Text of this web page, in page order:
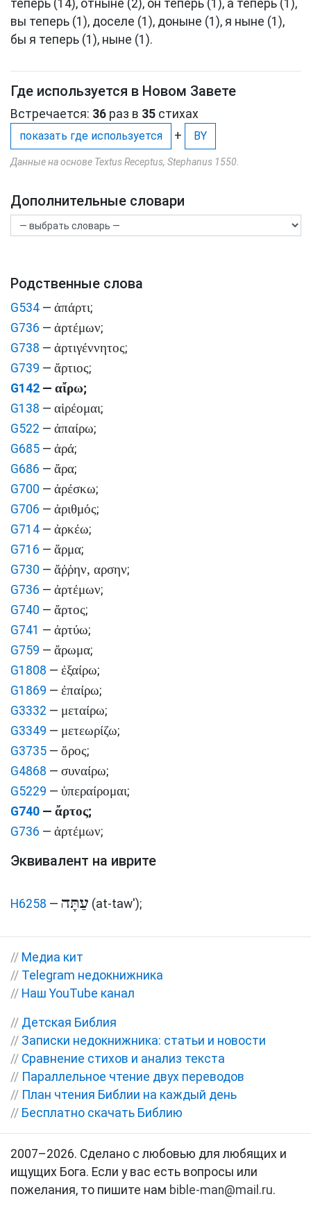
теперь (14), отныне (2), он теперь (1), а теперь (1),
вы теперь (1), доселе (1), доныне (1), я ныне (1),
бы я теперь (1), ныне (1).
Где используется в Новом Завете
Встречается: 36 раз в 35 стихах
показать где используется + BY
Данные на основе Textus Receptus, Stephanus 1550.
Дополнительные словари
Родственные слова
G534 — ἀπάρτι;
G736 — ἀρτέμων;
G738 — ἀρτιγέννητος;
G739 — ἄρτιος;
G142 — αἴρω;
G138 — αἱρέομαι;
G522 — ἀπαίρω;
G685 — ἀρά;
G686 — ἄρα;
G700 — ἀρέσκω;
G706 — ἀριθμός;
G714 — ἀρκέω;
G716 — ἅρμα;
G730 — ἄῤῥην, αρσην;
G736 — ἀρτέμων;
G740 — ἄρτος;
G741 — ἀρτύω;
G759 — ἄρωμα;
G1808 — ἐξαίρω;
G1869 — ἐπαίρω;
G3332 — μεταίρω;
G3349 — μετεωρίζω;
G3735 — ὄρος;
G4868 — συναίρω;
G5229 — ὑπεραίρομαι;
G740 — ἄρτος;
G736 — ἀρτέμων;
Эквивалент на иврите
H6258 — עַתָּה (at-taw');
// Медиа кит
// Telegram недокнижника
// Наш YouTube канал
// Детская Библия
// Записки недокнижника: статьи и новости
// Сравнение стихов и анализ текста
// Параллельное чтение двух переводов
// План чтения Библии на каждый день
// Бесплатно скачать Библию
2007–2026. Сделано с любовью для любящих и
ищущих Бога. Если у вас есть вопросы или
пожелания, то пишите нам bible-man@mail.ru.